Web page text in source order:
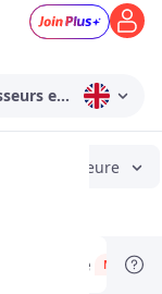
Recherche parmi différents professeurs en Anglais…
Heure
en groupe NEW